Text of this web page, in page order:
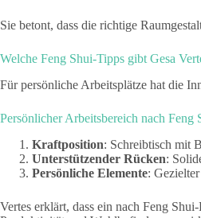
Sie betont, dass die richtige
Welche Feng Shui-Tipps gibt Gesa
Für persönliche Arbeitsplätze hat die
Persönlicher Arbeitsbereich nach Feng
Kraftposition: Schreibtisch mit
Unterstützender Rücken:
Persönliche Elemente:
Vertes erklärt, dass ein nach Feng